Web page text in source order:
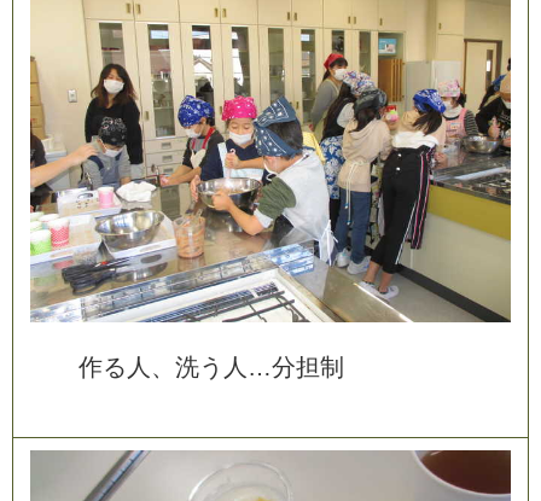
作る 人 、 洗う 人 …分担制